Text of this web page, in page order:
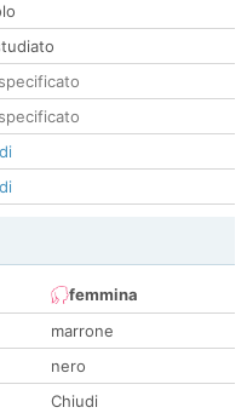
femmina
marrone
nero
Chiudi